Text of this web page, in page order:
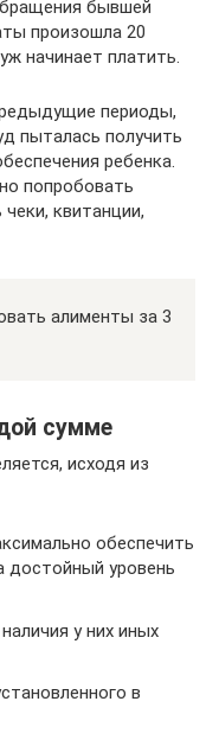
бывшей
произошла 20
начинает платить.
периоды,
пыталась получить
ребенка.
попробовать
квитанции,
алименты за 3
сумме
исходя из
обеспечить
достойный уровень
у них иных
в